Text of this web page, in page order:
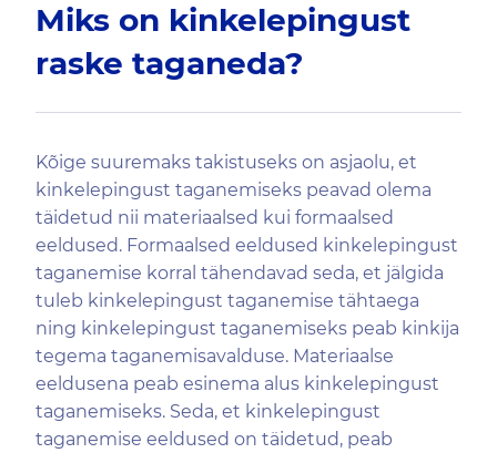
Miks on kinkelepingust
raske taganeda?
Kõige suuremaks takistuseks on asjaolu, et
kinkelepingust taganemiseks peavad olema
täidetud nii materiaalsed kui formaalsed
eeldused. Formaalsed eeldused kinkelepingust
taganemise korral tähendavad seda, et jälgida
tuleb kinkelepingust taganemise tähtaega
ning kinkelepingust taganemiseks peab kinkija
tegema taganemisavalduse. Materiaalse
eeldusena peab esinema alus kinkelepingust
taganemiseks. Seda, et kinkelepingust
taganemise eeldused on täidetud, peab